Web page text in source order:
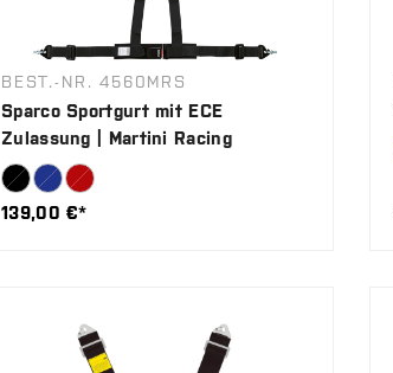
BEST.-NR. 4560MRS
Sparco Sportgurt mit ECE
Zulassung | Martini Racing
139,00 €*